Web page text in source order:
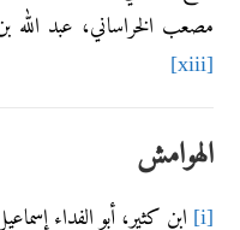
مصعب الخراساني، عبد الله
[xiii]
الهوامش
[i]